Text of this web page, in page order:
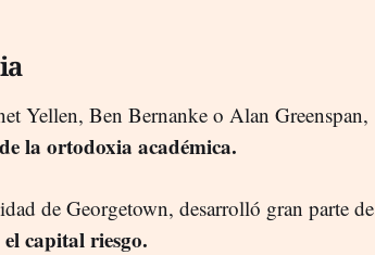
Yellen, Ben Bernanke o Alan Greenspan,
la ortodoxia académica.
de Georgetown, desarrolló gran parte de
capital riesgo.